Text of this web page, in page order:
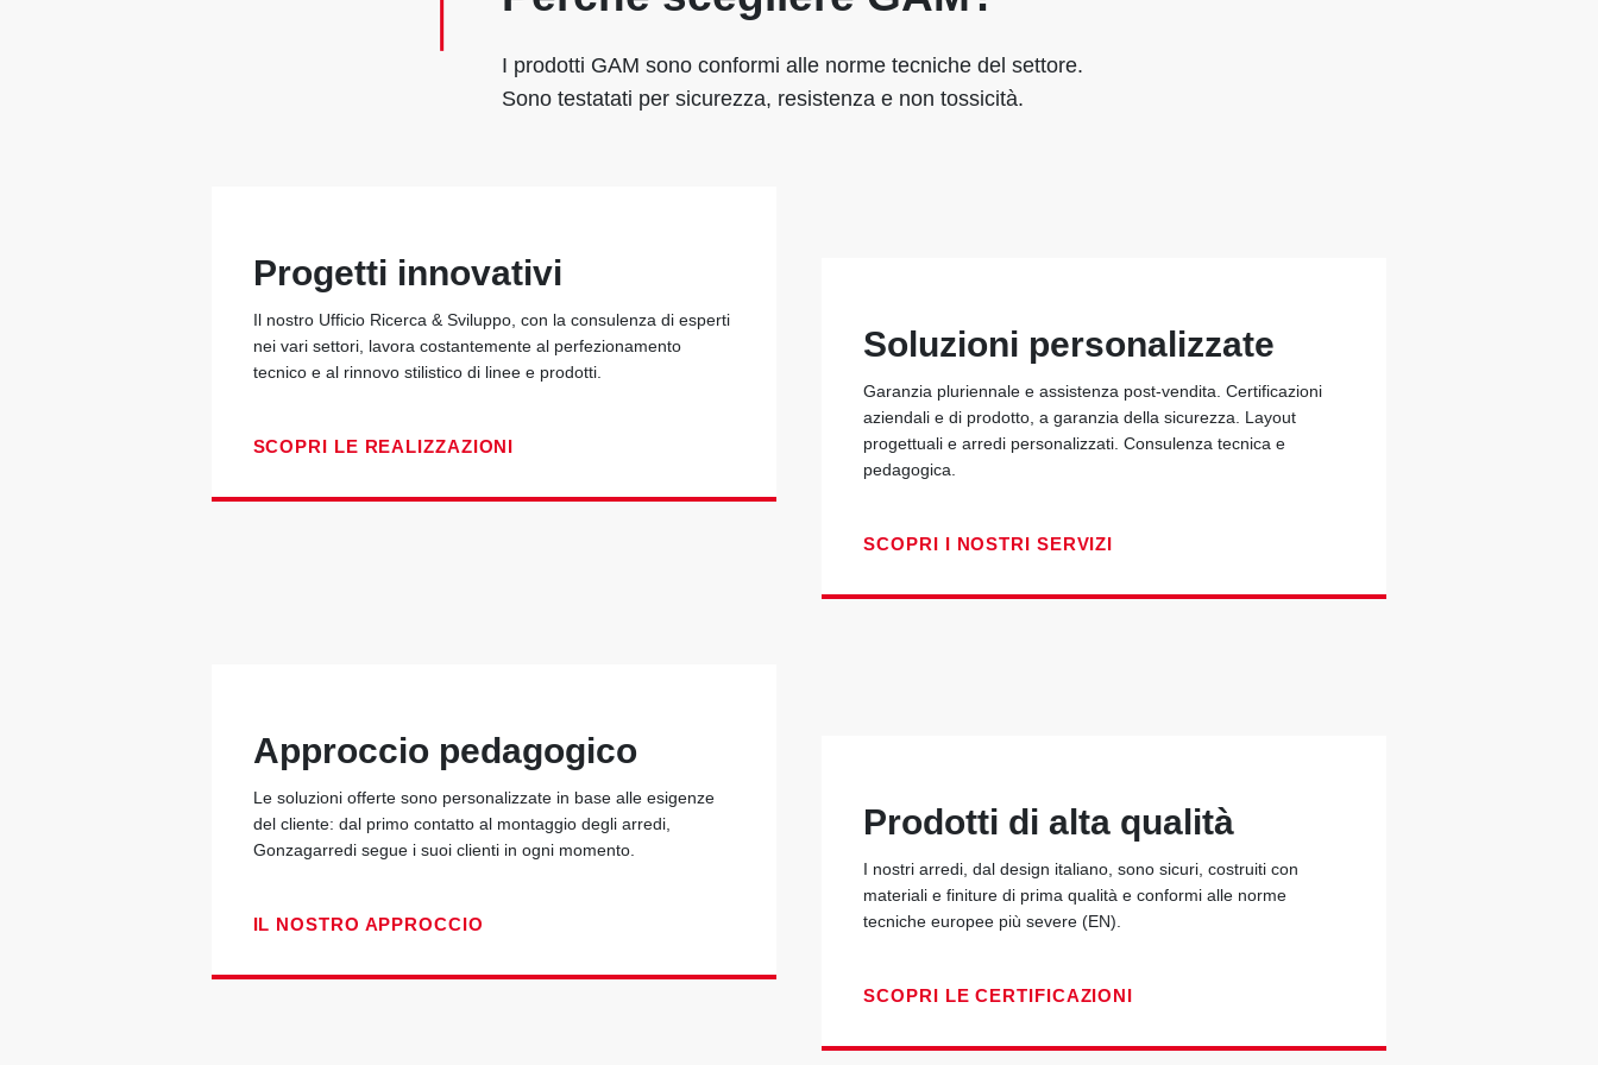
I prodotti GAM sono conformi alle norme tecniche del settore.
Sono testatati per sicurezza, resistenza e non tossicità.
Progetti innovativi
Il nostro Ufficio Ricerca & Sviluppo, con la consulenza di esperti
nei vari settori, lavora costantemente al perfezionamento
tecnico e al rinnovo stilistico di linee e prodotti.
SCOPRI LE REALIZZAZIONI
Soluzioni personalizzate
Garanzia pluriennale e assistenza post-vendita. Certificazioni
aziendali e di prodotto, a garanzia della sicurezza. Layout
progettuali e arredi personalizzati. Consulenza tecnica e
pedagogica.
SCOPRI I NOSTRI SERVIZI
Approccio pedagogico
Le soluzioni offerte sono personalizzate in base alle esigenze
del cliente: dal primo contatto al montaggio degli arredi,
Gonzagarredi segue i suoi clienti in ogni momento.
IL NOSTRO APPROCCIO
Prodotti di alta qualità
I nostri arredi, dal design italiano, sono sicuri, costruiti con
materiali e finiture di prima qualità e conformi alle norme
tecniche europee più severe (EN).
SCOPRI LE CERTIFICAZIONI